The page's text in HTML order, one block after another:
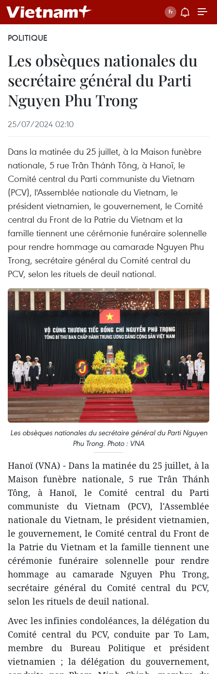
POLITIQUE
Les obsèques nationales du
secrétaire général du Parti
Nguyen Phu Trong
25/07/2024 02:10
Dans la matinée du 25 juillet, à la Maison funèbre
nationale, 5 rue Trân Thánh Tông, à Hanoï, le
Comité central du Parti communiste du Vietnam
(PCV), l'Assemblée nationale du Vietnam, le
président vietnamien, le gouvernement, le Comité
central du Front de la Patrie du Vietnam et la
famille tiennent une cérémonie funéraire solennelle
pour rendre hommage au camarade Nguyen Phu
Trong, secrétaire général du Comité central du
PCV, selon les rituels de deuil national.
Les obsèques nationales du secrétaire général du Parti Nguyen
Phu Trong. Photo : VNA
Hanoï (VNA) - Dans la matinée du 25 juillet, à la
Maison funèbre nationale, 5 rue Trân Thánh
Tông, à Hanoï, le Comité central du Parti
communiste du Vietnam (PCV), l'Assemblée
nationale du Vietnam, le président vietnamien,
le gouvernement, le Comité central du Front de
la Patrie du Vietnam et la famille tiennent une
cérémonie funéraire solennelle pour rendre
hommage au camarade Nguyen Phu Trong,
secrétaire général du Comité central du PCV,
selon les rituels de deuil national.
Avec les infinies condoléances, la délégation du
Comité central du PCV, conduite par To Lam,
membre du Bureau Politique et président
vietnamien ; la délégation du gouvernement,